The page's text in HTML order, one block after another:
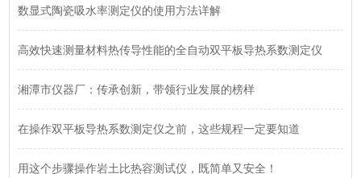
数显式陶瓷吸水率测定仪的使用方法详解
高效快速测量材料热传导性能的全自动双平板导热系数测定仪
湘潭市仪器厂：传承创新，带领行业发展的榜样
在操作双平板导热系数测定仪之前，这些规程一定要知道
用这个步骤操作岩土比热容测试仪，既简单又安全！